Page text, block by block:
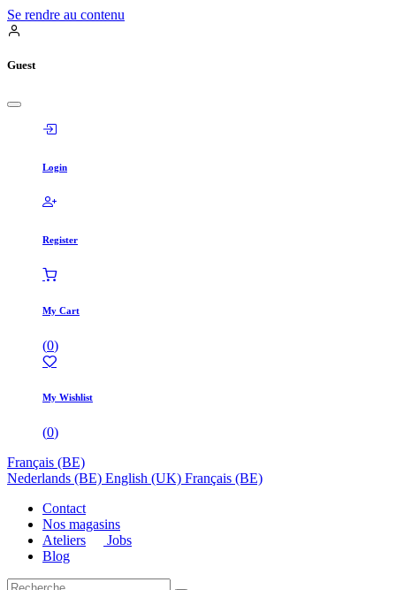
Se rendre au contenu
Guest
Login
Register
My Cart
(0)
My Wishlist
(0)
Français (BE)
Nederlands (BE) English (UK) Français (BE)
Contact
Nos magasins
Ateliers
Jobs
Blog